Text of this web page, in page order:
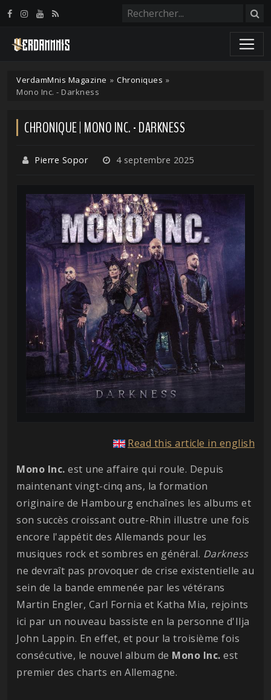
VerdamMnis Magazine » Chroniques »
Mono Inc. - Darkness
CHRONIQUE | MONO INC. - DARKNESS
Pierre Sopor 4 septembre 2025
Read this article in english
Mono Inc. est une affaire qui roule. Depuis
maintenant vingt-cinq ans, la formation
originaire de Hambourg enchaînes les albums et
son succès croissant outre-Rhin illustre une fois
encore l'appétit des Allemands pour les
musiques rock et sombres en général. Darkness
ne devraît pas provoquer de crise existentielle au
sein de la bande emmenée par les vétérans
Martin Engler, Carl Fornia et Katha Mia, rejoints
ici par un nouveau bassiste en la personne d'Ilja
John Lappin. En effet, et pour la troisième fois
consécutive, le nouvel album de Mono Inc. est
premier des charts en Allemagne.
Panneau de gestion des cookies